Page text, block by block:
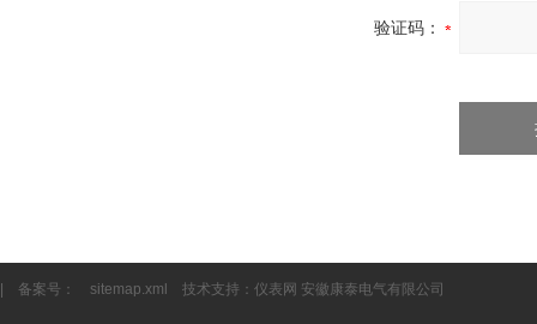
验证码：
| 备案号： sitemap.xml 技术支持： 仪表网 安徽康泰电气有限公司